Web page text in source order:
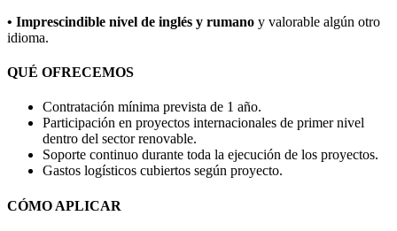
• Imprescindible nivel de inglés y rumano y valorable algún otro
idioma.
QUÉ OFRECEMOS
Contratación mínima prevista de 1 año.
Participación en proyectos internacionales de primer nivel
dentro del sector renovable.
Soporte continuo durante toda la ejecución de los proyectos.
Gastos logísticos cubiertos según proyecto.
CÓMO APLICAR